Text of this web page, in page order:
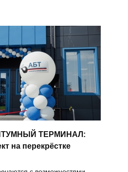
ТЕРМИНАЛ:
на перекрёстке